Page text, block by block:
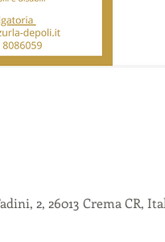
2, 26013 Crema CR,